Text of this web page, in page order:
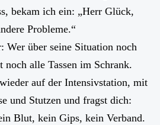
bekam ich ein: „Herr Glück,
Probleme.“
Wer über seine Situation noch
noch alle Tassen im Schrank.
auf der Intensivstation, mit
und Stutzen und fragst dich:
Blut, kein Gips, kein Verband.